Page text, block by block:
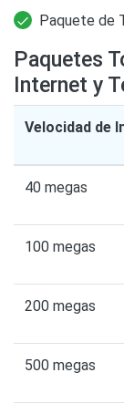
Paquete de
Paquetes
Internet y
Velocidad de
40 megas
100 megas
200 megas
500 megas